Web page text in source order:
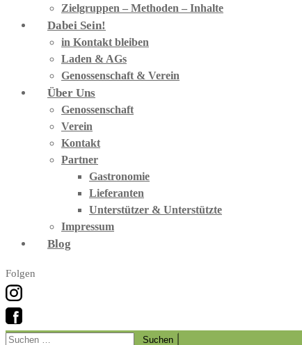
Zielgruppen – Methoden – Inhalte
Dabei Sein!
in Kontakt bleiben
Laden & AGs
Genossenschaft & Verein
Über Uns
Genossenschaft
Verein
Kontakt
Partner
Gastronomie
Lieferanten
Unterstützer & Unterstützte
Impressum
Blog
Folgen
Suchen